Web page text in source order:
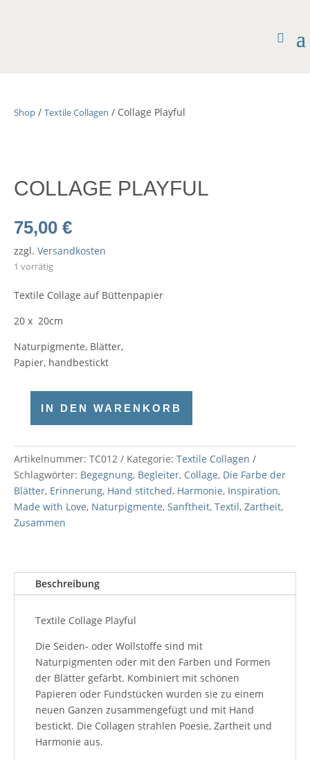
Shop / Textile Collagen / Collage Playful
COLLAGE PLAYFUL
75,00 €
zzgl. Versandkosten
1 vorrätig
Textile Collage auf Büttenpapier
20 x 20cm
Naturpigmente, Blätter,
Papier, handbestickt
Collage
Menge
IN DEN WARENKORB
Artikelnummer: TC012 Kategorie: Textile Collagen
Schlagwörter: Begegnung, Begleiter, Collage, Die Farbe der
Blätter, Erinnerung, Hand stitched, Harmonie, Inspiration,
Made with Love, Naturpigmente, Sanftheit, Textil, Zartheit,
Zusammen
Beschreibung
Textile Collage Playful
Die Seiden- oder Wollstoffe sind mit
Naturpigmenten oder mit den Farben und Formen
der Blätter gefärbt. Kombiniert mit schönen
Papieren oder Fundstücken wurden sie zu einem
neuen Ganzen zusammengefügt und mit Hand
bestickt. Die Collagen strahlen Poesie, Zartheit und
Harmonie aus.